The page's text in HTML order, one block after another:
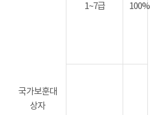
국가보훈대
상자
1~7급 100%